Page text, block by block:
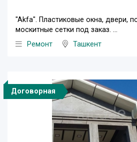
"Akfa". Пластиковые окна, двери,
москитные сетки под заказ. ...
Ремонт
Ташкент
Договорная